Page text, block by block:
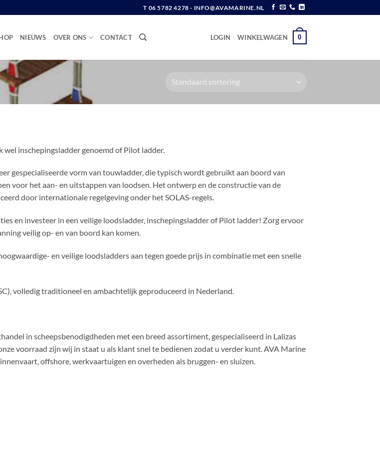
T 06 5782 4278 - INFO@AVAMARINE.NL
NIEUWS OVER ONS CONTACT LOGIN WINKELWAGEN 0
wel inschepingsladder genoemd of Pilot ladder.
gespecialiseerde vorm van touwladder, die typisch wordt gebruikt aan boord van
voor het aan- en uitstappen van loodsen. Het ontwerp en de constructie van de
door internationale regelgeving onder het SOLAS-regels.
en investeer in een veilige loodsladder, inschepingsladder of Pilot ladder! Zorg ervoor
veilig op- en van boord kan komen.
en veilige loodsladders aan tegen goede prijs in combinatie met een snelle
volledig traditioneel en ambachtelijk geproduceerd in Nederland.
in scheepsbenodigdheden met een breed assortiment, gespecialiseerd in Lalizas
voorraad zijn wij in staat u als klant snel te bedienen zodat u verder kunt. AVA Marine
offshore, werkvaartuigen en overheden als bruggen- en sluizen.